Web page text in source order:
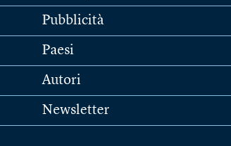
Pubblicità
Paesi
Autori
Newsletter